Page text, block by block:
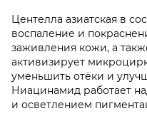
Центелла азиатская в
воспаление и
заживления кожи, а
активизирует
уменьшить отёки и
Ниацинамид работает
и осветлением